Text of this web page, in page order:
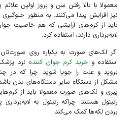
معمولا با بالا رفتن سن و بروز اولین
نیز افزایش پیدا می‌کنند. به منظور
باید از کرم‌های آرایشی که هم خاصیت
لایه‌برداری دارند، استفاده کرد.
اگر لک‌های صورت به یکباره روی صورت‌تان
استفاده و خرید کرم جوان کننده نزد
بروید و علت را جویا شوید. چرا که در
مشکل از دستگاه سایر دستگاه‌های بدن
پیری و لک‌های صورت معمولا باید از
رتینول هستند. چراکه رتینول به
بردن لکه‌ها کمک می‌کند.